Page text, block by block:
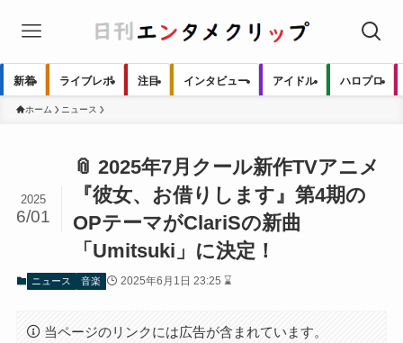
新着 ライブレポ 注目 インタビュー アイドル ハロプロ
ホーム ニュース
📎 2025年7月クール新作TVアニメ
『彼女、お借りします』第4期の
OPテーマがClariSの新曲
「Umitsuki」に決定！
2025
6/01
ニュース 音楽 2025年6月1日 23:25 ⌛
当ページのリンクには広告が含まれています。